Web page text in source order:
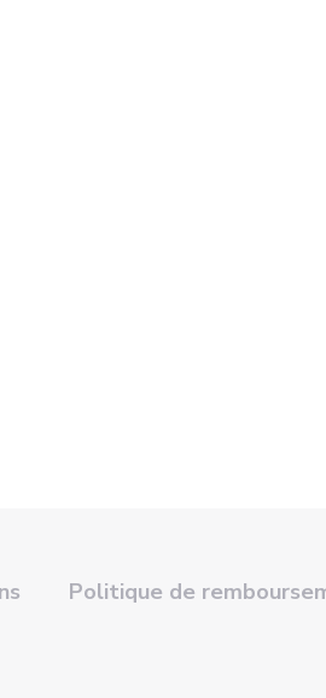
Politique de